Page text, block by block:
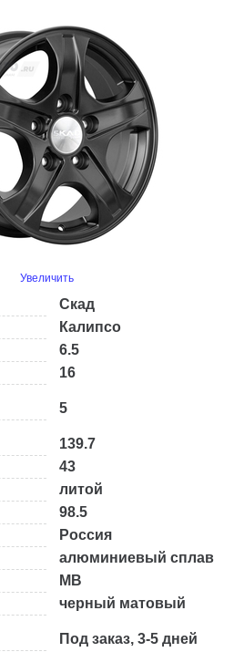
Увеличить
Скад
Калипсо
6.5
16
5
139.7
43
литой
98.5
Россия
алюминиевый сплав
MB
черный матовый
Под заказ, 3-5 дней